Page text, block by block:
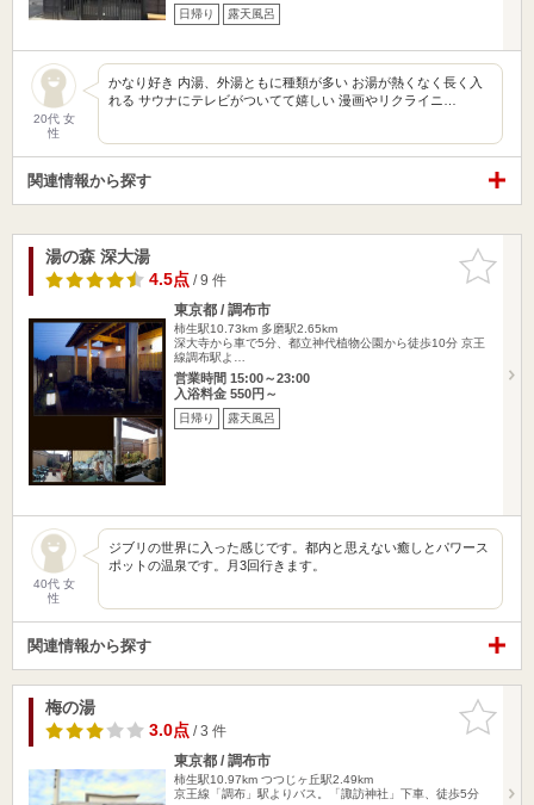
日帰り 露天風呂
20代 女
性
かなり好き 内湯、外湯ともに種類が多い お湯が熱くなく長く入
れる サウナにテレビがついてて嬉しい 漫画やリクライニ…
関連情報から探す
お気に入
りに追加
湯の森 深大湯
4.5点/ 9 件
東京都 / 調布市
柿生駅10.73km 多磨駅2.65km
深大寺から車で5分、都立神代植物公園から徒歩10分 京王
線調布駅よ…
営業時間 15:00～23:00
入浴料金 550円～
日帰り 露天風呂
40代 女
性
ジブリの世界に入った感じです。都内と思えない癒しとパワース
ポットの温泉です。月3回行きます。
関連情報から探す
お気に入
りに追加
梅の湯
3.0点/ 3 件
東京都 / 調布市
柿生駅10.97km つつじヶ丘駅2.49km
京王線「調布」駅よりバス。「諏訪神社」下車、徒歩5分